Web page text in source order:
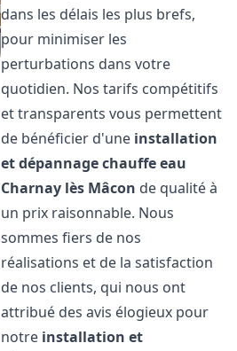
dans les délais les plus brefs,
pour minimiser les
perturbations dans votre
quotidien. Nos tarifs compétitifs
et transparents vous permettent
de bénéficier d'une installation
et dépannage chauffe eau
Charnay lès Mâcon de qualité à
un prix raisonnable. Nous
sommes fiers de nos
réalisations et de la satisfaction
de nos clients, qui nous ont
attribué des avis élogieux pour
notre installation et